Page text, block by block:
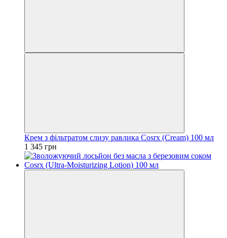
Крем з фільтратом слизу равлика Cosrx (Cream) 100 мл
1 345 грн